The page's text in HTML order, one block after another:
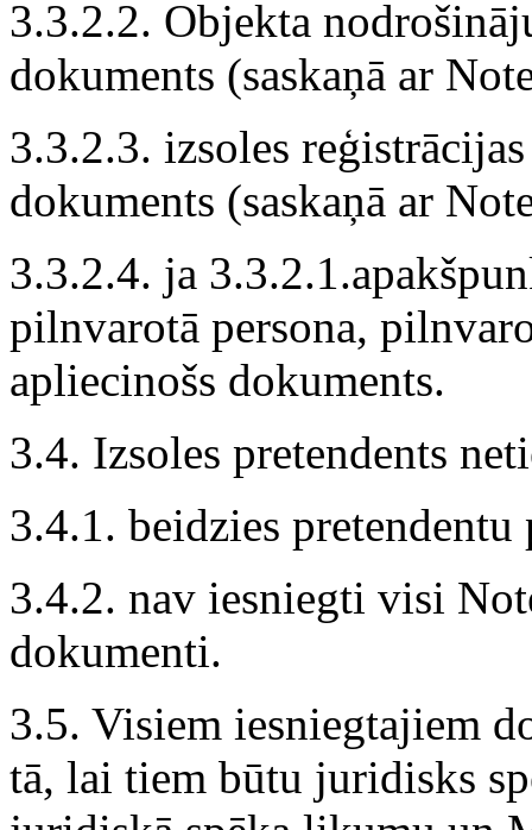
3.3.2.2. Objekta
dokuments (saskaņā ar
3.3.2.3. izsoles
dokuments (saskaņā ar
3.3.2.4. ja
pilnvarotā persona,
apliecinošs dokuments.
3.4. Izsoles pretendents
3.4.1. beidzies
3.4.2. nav iesniegti visi
dokumenti.
3.5. Visiem iesniegtajiem
tā, lai tiem būtu juridisks